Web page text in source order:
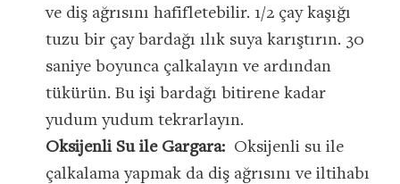
ve diş ağrısını hafifletebilir. 1/2 çay kaşığı
tuzu bir çay bardağı ılık suya karıştırın. 30
saniye boyunca çalkalayın ve ardından
tükürün. Bu işi bardağı bitirene kadar
yudum yudum tekrarlayın.
Oksijenli Su ile Gargara: Oksijenli su ile
çalkalama yapmak da diş ağrısını ve iltihabı